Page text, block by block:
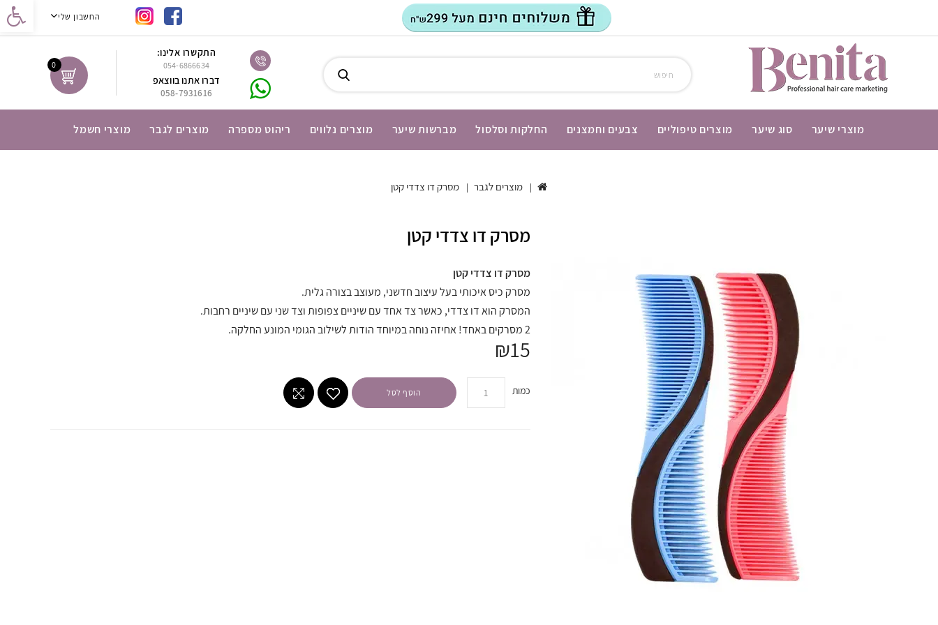
נגישות החשבון שלי
0
התקשרו אלינו:
054-6866634
דברו אתנו בווצאפ
058-7931616
מוצרי שיער סוג שיער מוצרים טיפוליים צבעים וחמצנים החלקות וסלסול מברשות שיער מוצרים נלווים ריהוט מספרה מוצרים לגבר מוצרי חשמל
מוצרים לגבר מסרק דו צדדי קטן
מסרק דו צדדי קטן
מסרק דו צדדי קטן
מסרק כיס איכותי בעל עיצוב חדשני, מעוצב בצורה גלית.
המסרק הוא דו צדדי, כאשר צד אחד עם שיניים צפופות וצד שני עם שיניים רחבות.
2 מסרקים באחד! אחיזה נוחה במיוחד הודות לשילוב הגומי המונע החלקה.
₪15
כמות הוסף לסל